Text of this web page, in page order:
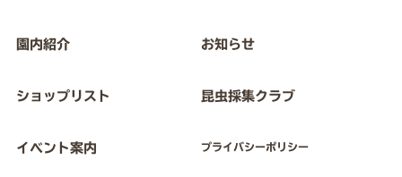
園内紹介
ショップリスト
イベント案内
お知らせ
昆虫採集クラブ
プライバシーポリシー